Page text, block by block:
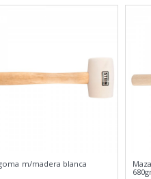
m/madera blanca